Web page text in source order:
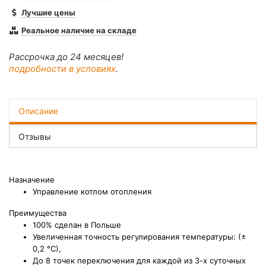
Лучшие цены
Реальное наличие на складе
Рассрочка до 24 месяцев!
подробности в условиях.
Описание
Отзывы
Назначение
Управление котлом отопления
Преимущества
100% сделан в Польше
Увеличенная точность регулирования температуры: (±
0,2 °С),
До 8 точек переключения для каждой из 3-х суточных